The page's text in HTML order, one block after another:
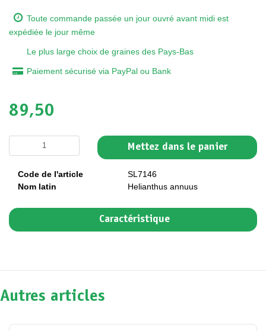
Toute commande passée un jour ouvré avant midi est
expédiée le jour même
Le plus large choix de graines des Pays-Bas
Paiement sécurisé via PayPal ou Bank
89,50
Mettez dans le panier
Code de l'article
SL7146
Nom latin
Helianthus annuus
Caractéristique
Autres articles